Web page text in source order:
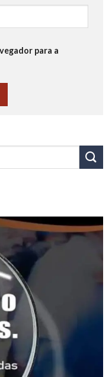
para a